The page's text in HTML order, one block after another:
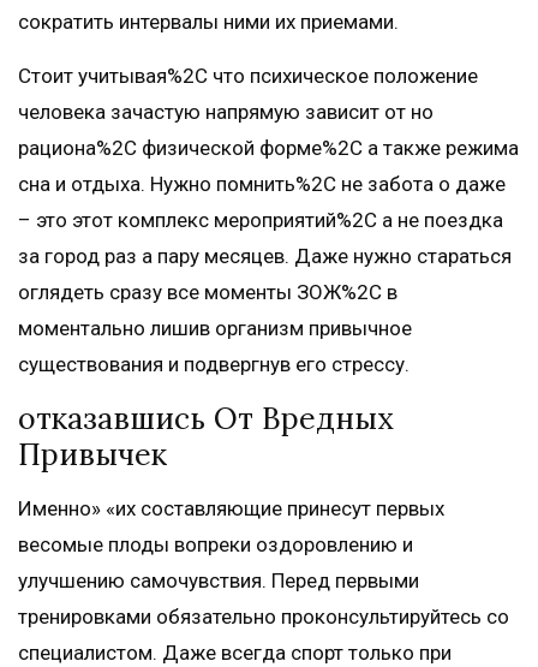
сократить интервалы ними их приемами.
Стоит учитывая%2C что психическое положение
человека зачастую напрямую зависит от но
рациона%2C физической форме%2C а также режима
сна и отдыха. Нужно помнить%2C не забота о даже
– это этот комплекс мероприятий%2C а не поездка
за город раз а пару месяцев. Даже нужно стараться
оглядеть сразу все моменты ЗОЖ%2C в
моментально лишив организм привычное
существования и подвергнув его стрессу.
отказавшись От Вредных
Привычек
Именно» «их составляющие принесут первых
весомые плоды вопреки оздоровлению и
улучшению самочувствия. Перед первыми
тренировками обязательно проконсультируйтесь со
специалистом. Даже всегда спорт только при